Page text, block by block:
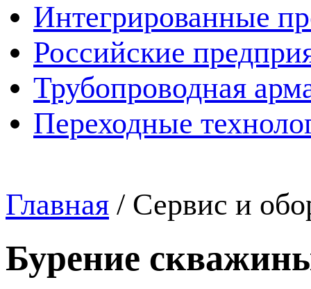
Интегрированные
Российские
Трубопроводная
Переходные
Главная / Сервис и
Бурение